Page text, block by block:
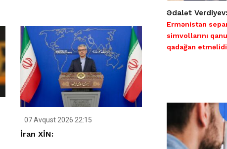
07 Avqust 2026 22:15
İran XİN:
Ədalət Verdiyev:
Ermənistan
simvollarını
qadağan